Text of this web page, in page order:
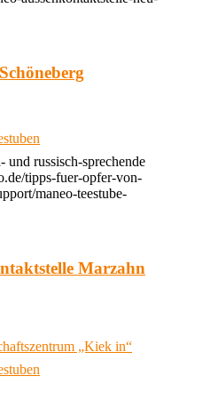
und russisch-sprechende
tipps-fuer-opfer-von-
maneo-teestube-
Marzahn
„Kiek in“